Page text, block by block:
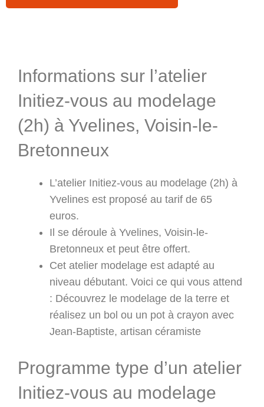
Informations sur l’atelier
Initiez-vous au modelage
(2h) à Yvelines, Voisin-le-
Bretonneux
L’atelier Initiez-vous au modelage (2h) à
Yvelines est proposé au tarif de 65
euros.
Il se déroule à Yvelines, Voisin-le-
Bretonneux et peut être offert.
Cet atelier modelage est adapté au
niveau débutant. Voici ce qui vous attend
: Découvrez le modelage de la terre et
réalisez un bol ou un pot à crayon avec
Jean-Baptiste, artisan céramiste
Programme type d’un atelier
Initiez-vous au modelage